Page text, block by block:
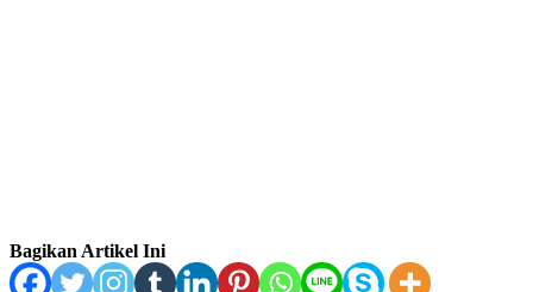
Bagikan Artikel Ini